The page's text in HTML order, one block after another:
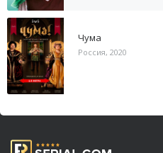
Чума
Россия, 2020